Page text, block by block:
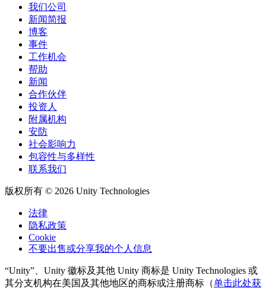
我们公司
新闻简报
博客
事件
工作机会
帮助
新闻
合作伙伴
投资人
附属机构
安防
社会影响力
包容性与多样性
联系我们
版权所有 © 2026 Unity Technologies
法律
隐私政策
Cookie
不要出售或分享我的个人信息
“Unity”、Unity 徽标及其他 Unity 商标是 Unity Technologies 或
其分支机构在美国及其他地区的商标或注册商标（单击此处获